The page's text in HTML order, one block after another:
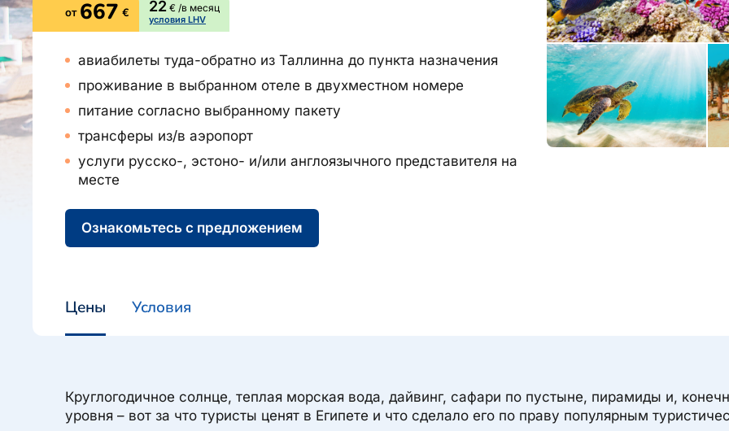
Airalo eSIM
Platinum Club
Бонусные пункты
О компании, контакты, наши консультанты, новости...
О компании
Контакты
Наши консультанты
Приходите на работу
Новости
от 667 € 22 € /в месяц
условия LHV
авиабилеты туда-обратно из Таллинна до пункта назначения
проживание в выбранном отеле в двухместном номере
питание согласно выбранному пакету
трансферы из/в аэропорт
услуги русско-, эстоно- и/или англоязычного представителя на
месте
Ознакомьтесь с предложением
Цены Условия
Круглогодичное солнце, теплая морская вода, дайвинг, сафари по пустыне, пирамиды и,
уровня – вот за что туристы ценят в Египете и что сделало его по праву популярным